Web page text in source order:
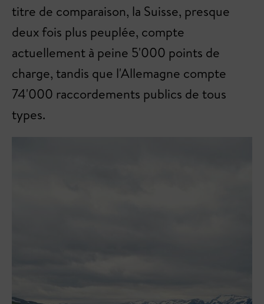
titre de comparaison, la Suisse, presque
deux fois plus peuplée, compte
actuellement à peine 5'000 points de
charge, tandis que l'Allemagne compte
74'000 raccordements publics de tous
types.